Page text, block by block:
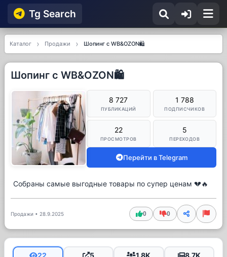
Tg Searсh
Каталог Продажи Шопинг с WB&OZON🛍️
Шопинг с WB&OZON🛍️
8 727
ПУБЛИКАЦИЙ
1 788
ПОДПИСЧИКОВ
22
ПРОСМОТРОВ
5
ПЕРЕХОДОВ
Перейти в Telegram
Собраны самые выгодные товары по супер ценам 💔🔥
Продажи • 28.9.2025 0 0
22 5 1.8K 8.7K